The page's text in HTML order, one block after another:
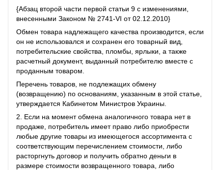
{Абзац второй части первой статьи 9 с изменениями,
внесенными Законом № 2741-VI от 02.12.2010}
Обмен товара надлежащего качества производится, если
он не использовался и сохранен его товарный вид,
потребительские свойства, пломбы, ярлыки, а также
расчетный документ, выданный потребителю вместе с
проданным товаром.
Перечень товаров, не подлежащих обмену
(возвращению) по основаниям, указанным в этой статье,
утверждается Кабинетом Министров Украины.
2. Если на момент обмена аналогичного товара нет в
продаже, потребитель имеет право либо приобрести
любые другие товары из имеющегося ассортимента с
соответствующим перечислением стоимости, либо
расторгнуть договор и получить обратно деньги в
размере стоимости возвращенного товара, либо